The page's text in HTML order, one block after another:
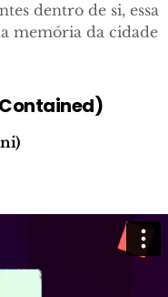
dentro de si, essa
memória da cidade
Contained)